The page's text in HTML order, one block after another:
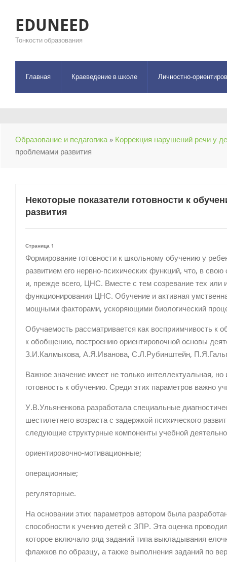
EDUNEED
Тонкости образования
Главная Краеведение в школе Личностно-
Образование и педагогика» Коррекция нарушений речи у
проблемами развития
Некоторые показатели готовности к
развития
Страница 1
Формирование готовности к школьному обучению у
развитием его нервно-психических функций, что, в
и, прежде всего, ЦНС. Вместе с тем созревание тех или
функционирования ЦНС. Обучение и активная
мощными факторами, ускоряющими биологический
Обучаемость рассматривается как восприимчивость к
к обобщению, построению ориентировочной основы
З.И.Калмыкова, А.Я.Иванова, С.Л.Рубинштейн,
Важное значение имеет не только интеллектуальная,
готовность к обучению. Среди этих параметров важно
У.В.Ульяненкова разработала специальные
шестилетнего возраста с задержкой психического
следующие структурные компоненты учебной
ориентировочно-мотивационные;
операционные;
регуляторные.
На основании этих параметров автором была
способности к учению детей с ЗПР. Эта оценка
которое включало ряд заданий типа выкладывания
флажков по образцу, а также выполнения заданий по